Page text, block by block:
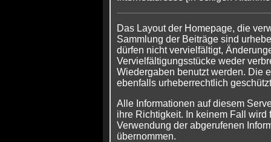
Das Layout der Homepage, die
Sammlung der Beiträge sind
dürfen nicht vervielfältigt,
Vervielfältigungsstücke weder
Wiedergaben benutzt werden. Die
ebenfalls urheberrechtlich
Alle Informationen auf diesem
ihre Richtigkeit. In keinem Fall wird
Verwendung der abgerufenen
übernommen.